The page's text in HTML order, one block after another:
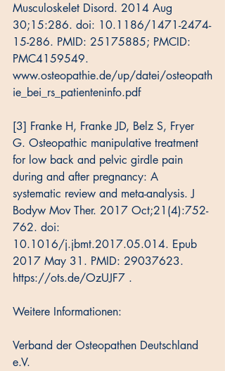
Musculoskelet Disord. 2014 Aug
30;15:286. doi: 10.1186/1471-2474-
15-286. PMID: 25175885; PMCID:
PMC4159549.
www.osteopathie.de/up/datei/osteopath
ie_bei_rs_patienteninfo.pdf
[3] Franke H, Franke JD, Belz S, Fryer
G. Osteopathic manipulative treatment
for low back and pelvic girdle pain
during and after pregnancy: A
systematic review and meta-analysis. J
Bodyw Mov Ther. 2017 Oct;21(4):752-
762. doi:
10.1016/j.jbmt.2017.05.014. Epub
2017 May 31. PMID: 29037623.
https://ots.de/OzUJF7 .
Weitere Informationen:
Verband der Osteopathen Deutschland
e.V.